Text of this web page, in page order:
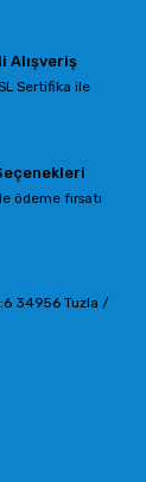
Alışveriş
Sertifika ile
ödeme fırsatı
34956 Tuzla /